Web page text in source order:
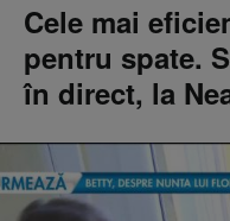
Cele mai
pentru spate.
în direct, la